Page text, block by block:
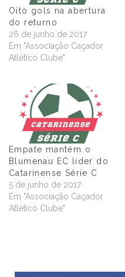
Oito gols na abertura
do returno
26 de junho de 2017
Em "Associação Caçador
Atlético Clube"
Empate mantém o
Blumenau EC líder do
Catarinense Série C
5 de junho de 2017
Em "Associação Caçador
Atlético Clube"